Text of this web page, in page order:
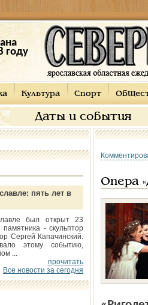
году
Культура Спорт
Даты и события
пять лет в
был открыт 23
- скульптор
Сергей Капачинский.
этому событию,
...
прочитать
Все новости за сегодня
Опера